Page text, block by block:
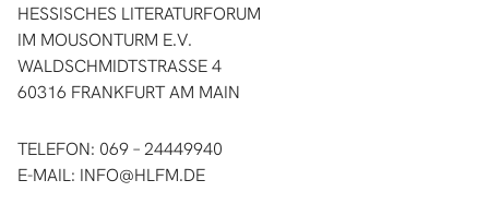
HESSISCHES LITERATURFORUM
IM MOUSONTURM E.V.
WALDSCHMIDTSTRASSE 4
60316 FRANKFURT AM MAIN
TELEFON: 069 – 24449940
E-MAIL: INFO@HLFM.DE